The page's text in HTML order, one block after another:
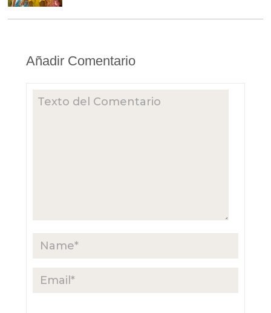
Añadir Comentario